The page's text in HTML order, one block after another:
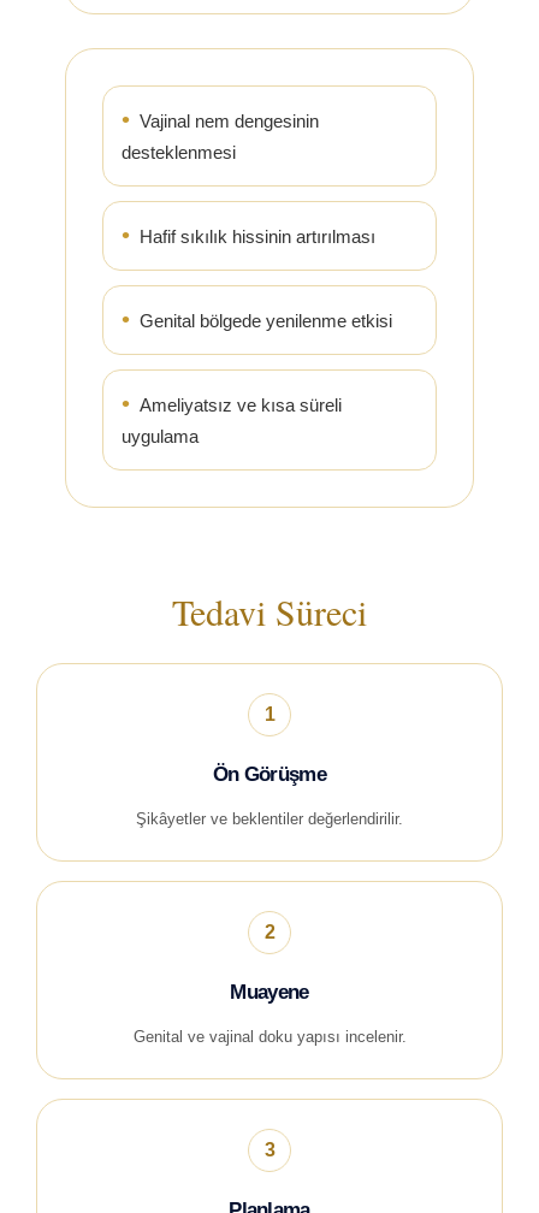
Vajinal nem dengesinin
desteklenmesi
Hafif sıkılık hissinin artırılması
Genital bölgede yenilenme etkisi
Ameliyatsız ve kısa süreli
uygulama
Tedavi Süreci
1
Ön Görüşme
Şikâyetler ve beklentiler değerlendirilir.
2
Muayene
Genital ve vajinal doku yapısı incelenir.
3